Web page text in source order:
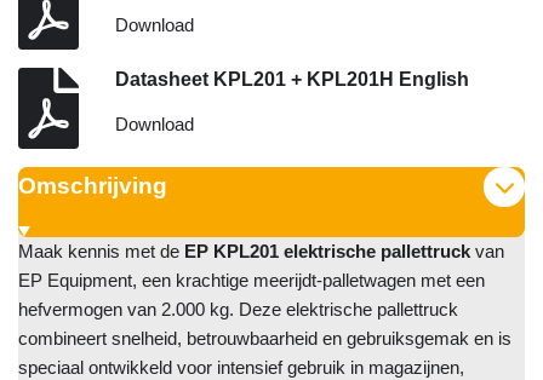
Download
Datasheet KPL201 + KPL201H English
Download
Omschrijving
Maak kennis met de EP KPL201 elektrische pallettruck van
EP Equipment, een krachtige meerijdt-palletwagen met een
hefvermogen van 2.000 kg. Deze elektrische pallettruck
combineert snelheid, betrouwbaarheid en gebruiksgemak en is
speciaal ontwikkeld voor intensief gebruik in magazijnen,